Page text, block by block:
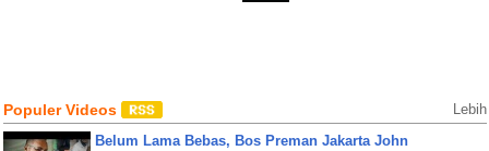
Populer Videos Lebih
Belum Lama Bebas, Bos Preman Jakarta John